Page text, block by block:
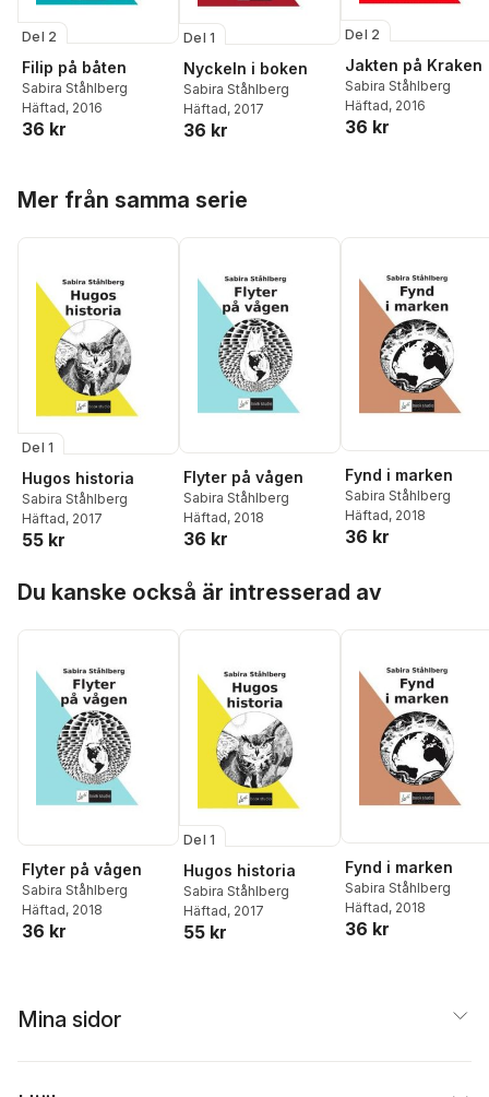
Del 2
Filip på båten
Sabira Ståhlberg
Häftad, 2016
36 kr
Del 1
Nyckeln i boken
Sabira Ståhlberg
Häftad, 2017
36 kr
Del 2
Jakten på Kraken
Sabira Ståhlberg
Häftad, 2016
36 kr
Mer från samma serie
Del 1
Hugos historia
Sabira Ståhlberg
Häftad, 2017
55 kr
Flyter på vågen
Sabira Ståhlberg
Häftad, 2018
36 kr
Fynd i marken
Sabira Ståhlberg
Häftad, 2018
36 kr
Du kanske också är intresserad av
Flyter på vågen
Sabira Ståhlberg
Häftad, 2018
36 kr
Del 1
Hugos historia
Sabira Ståhlberg
Häftad, 2017
55 kr
Fynd i marken
Sabira Ståhlberg
Häftad, 2018
36 kr
Mina sidor